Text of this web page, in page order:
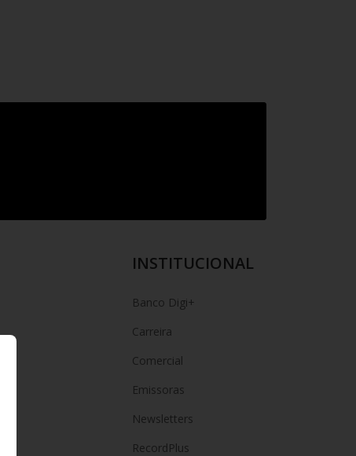
INSTITUCIONAL
Banco Digi+
Carreira
Comercial
Emissoras
Newsletters
RecordPlus